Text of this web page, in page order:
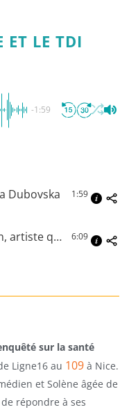
ET LE TDI
-1:59
Dubovska 1:59
Interview de Simon, artiste qui répète à l’Entre-Pont 6:09
sur la santé
Ligne16 au 109à Nice.
et Solène âgée de
répondre à ses